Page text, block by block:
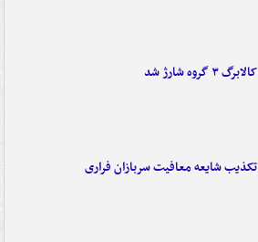
کالابرگ ۳ گروه شارژ شد
تکذیب شایعه معافیت سربازان فراری